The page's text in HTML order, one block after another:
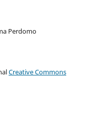
Perdomo
Creative Commons